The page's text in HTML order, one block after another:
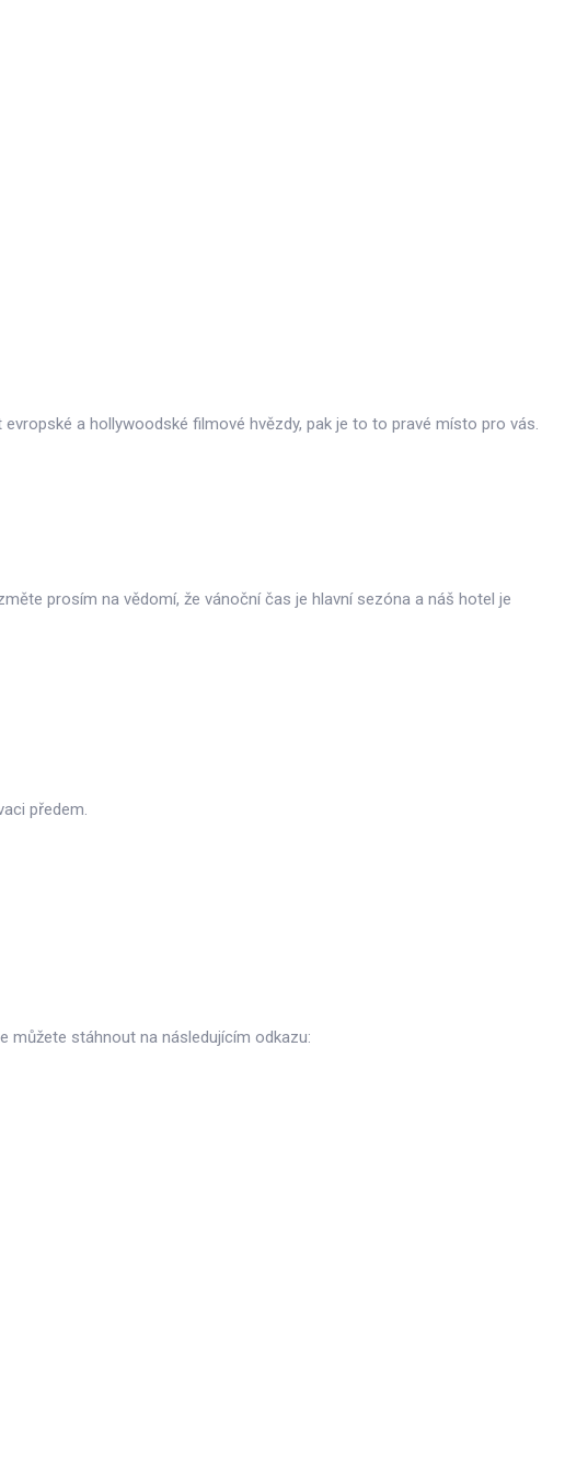
a hollywoodské filmové hvězdy, pak je to to pravé místo pro vás.
prosím na vědomí, že vánoční čas je hlavní sezóna a náš hotel je
předem.
můžete stáhnout na následujícím odkazu: